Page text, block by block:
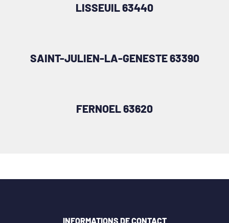
LISSEUIL 63440
SAINT-JULIEN-LA-GENESTE 63390
FERNOEL 63620
INFORMATIONS DE CONTACT